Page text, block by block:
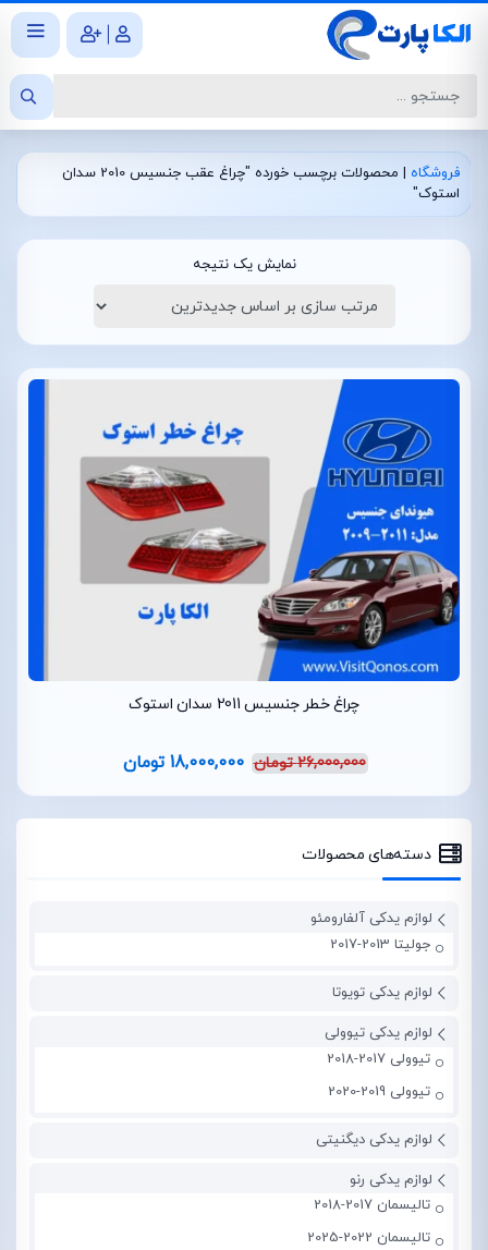
|
فروشگاه |
محصولات برچسب خورده "چراغ عقب جنسیس 2010 سدان
استوک"
نمایش یک نتیجه
چراغ خطر جنسیس 2011 سدان استوک
26,000,000 تومان 18,000,000 تومان
دسته‌های محصولات
لوازم یدکی آلفارومئو
جولیتا 2013-2017
لوازم یدکی تویوتا
لوازم یدکی تیوولی
تیوولی 2017-2018
تیوولی 2019-2020
لوازم یدکی دیگنیتی
لوازم یدکی رنو
تالیسمان 2017-2018
تالیسمان 2022-2025